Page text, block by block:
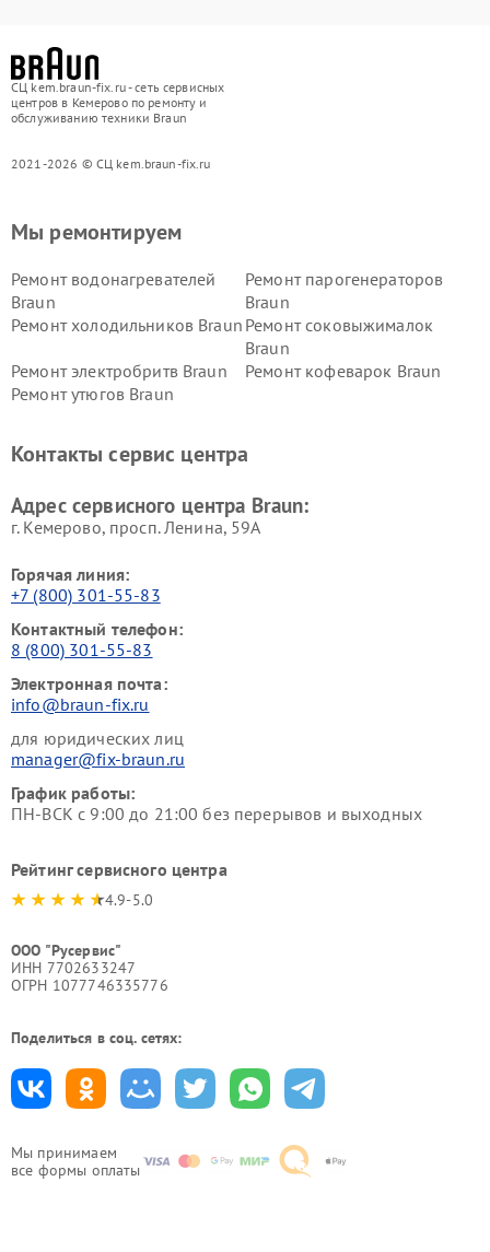
СЦ kem.braun-fix.ru - сеть сервисных
центров в Кемерово по ремонту и
обслуживанию техники Braun
2021-2026 © СЦ kem.braun-fix.ru
Мы принимаем
все формы оплаты
Мы ремонтируем
Ремонт водонагревателей
Braun
Ремонт парогенераторов
Braun
Ремонт холодильников Braun Ремонт соковыжималок
Braun
Ремонт электробритв Braun
Ремонт кофеварок Braun
Ремонт утюгов Braun
Контакты сервис центра
Адрес сервисного центра Braun:
г. Кемерово, просп. Ленина, 59А
Горячая линия:
+7 (800) 301-55-83
Контактный телефон:
8 (800) 301-55-83
Электронная почта:
info@braun-fix.ru
для юридических лиц
manager@fix-braun.ru
График работы:
ПН-ВСК с 9:00 до 21:00 без перерывов и выходных
Рейтинг сервисного центра
4.9-5.0
ООО "Русервис"
ИНН 7702633247
ОГРН 1077746335776
Поделиться в соц. сетях: